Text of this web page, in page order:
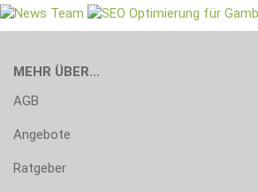
MEHR ÜBER...
AGB
Angebote
Ratgeber